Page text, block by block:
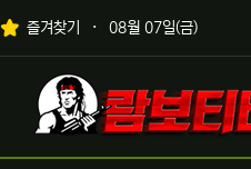
상단 네비
즐겨찾기 08월 07일(금)
메인 메뉴
로고